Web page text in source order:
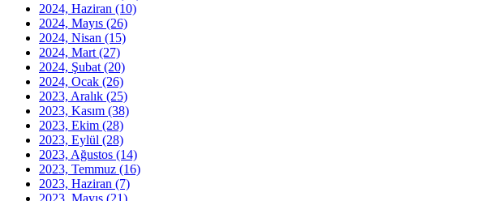
2024, Haziran (10)
2024, Mayıs (26)
2024, Nisan (15)
2024, Mart (27)
2024, Şubat (20)
2024, Ocak (26)
2023, Aralık (25)
2023, Kasım (38)
2023, Ekim (28)
2023, Eylül (28)
2023, Ağustos (14)
2023, Temmuz (16)
2023, Haziran (7)
2023, Mayıs (21)